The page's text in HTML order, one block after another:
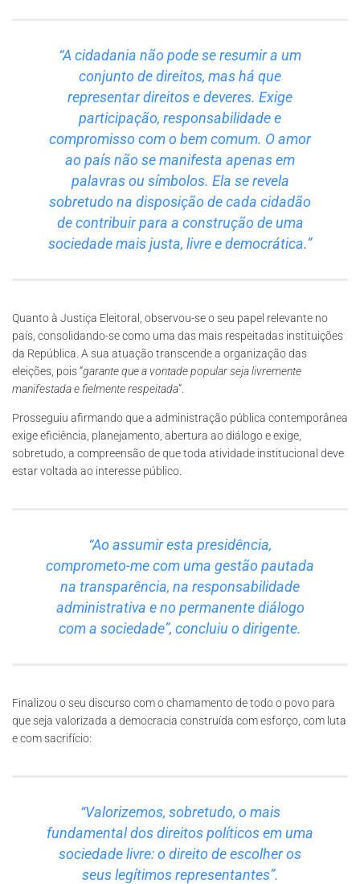
“A cidadania não pode se resumir a um
conjunto de direitos, mas há que
representar direitos e deveres. Exige
participação, responsabilidade e
compromisso com o bem comum. O amor
ao país não se manifesta apenas em
palavras ou símbolos. Ela se revela
sobretudo na disposição de cada cidadão
de contribuir para a construção de uma
sociedade mais justa, livre e democrática.”
Quanto à Justiça Eleitoral, observou-se o seu papel relevante no
país, consolidando-se como uma das mais respeitadas instituições
da República. A sua atuação transcende a organização das
eleições, pois “garante que a vontade popular seja livremente
manifestada e fielmente respeitada”.
Prosseguiu afirmando que a administração pública contemporânea
exige eficiência, planejamento, abertura ao diálogo e exige,
sobretudo, a compreensão de que toda atividade institucional deve
estar voltada ao interesse público.
“Ao assumir esta presidência,
comprometo-me com uma gestão pautada
na transparência, na responsabilidade
administrativa e no permanente diálogo
com a sociedade”, concluiu o dirigente.
Finalizou o seu discurso com o chamamento de todo o povo para
que seja valorizada a democracia construída com esforço, com luta
e com sacrifício:
“Valorizemos, sobretudo, o mais
fundamental dos direitos políticos em uma
sociedade livre: o direito de escolher os
seus legítimos representantes”.